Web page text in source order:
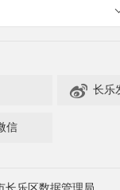
 长乐
信